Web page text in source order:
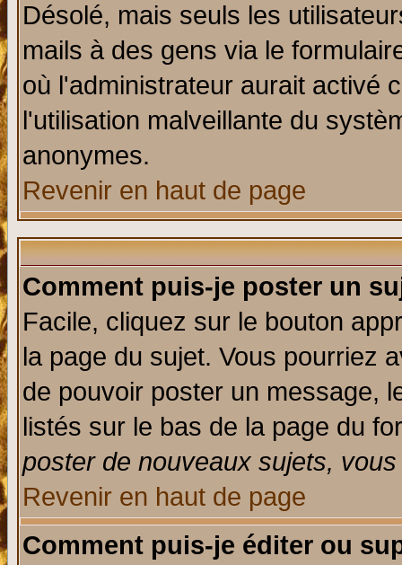
Désolé, mais seuls les
mails à des gens via le
où l'administrateur aurait activé
l'utilisation malveillante du
anonymes.
Revenir en haut de page
Comment puis-je poster un
Facile, cliquez sur le bouton
la page du sujet. Vous pourriez
de pouvoir poster un message,
listés sur le bas de la page du
poster de nouveaux sujets,
Revenir en haut de page
Comment puis-je éditer ou